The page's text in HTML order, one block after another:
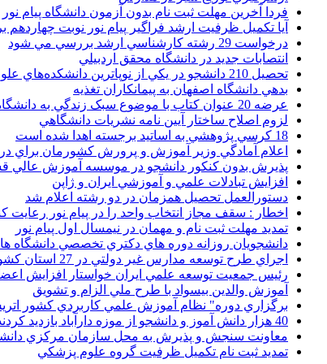
فردا آخرین مهلت ثبت نام بدون آزمون دانشگاه پیام نور
آیا تکمیل ظرفیت ارشد فراگیر پیام نور نوبت
درخواست 29 رشته کارشناسي ارشد بررسي مي شود
انتصابات جديد در دانشگاه محقق اردبيلي
تحصيل 210 دانشجو در يکي از نوپاترين دانشکده‌هاي علوم پزشکي کشور
بدهي دانشگاه اصفهان به پيمانکاران تغذيه
عرضه 20 عنوان کتاب با موضوع سبک زندگي به دانشگاه‌ها
لزوم اصلاح ساختار آيين نامه نشريات دانشگاهي
18 کرسي پژوهشي به اساتيد برجسته اهدا شده است
اعلام آمادگي وزير آموزش و پرورش کشورمان براي
پذيرش بدون کنکور دانشجو در موسسه آموزش عالي
افزايش تبادلات علمي و آموزشي ايران و ژاپن
دستورالعمل تحصیل همزمان در دو رشته اعلام شد
اخطار : سقف مجاز انتخاب واحد را در پیام نور رعایت
تمدید مهلت ثبت نام و مهمان در نیمسال اول پیام نور
دانشجويان روزانه دوره هاي دكتري تخصصي دانشگاه
اجراي طرح توسعه مدارس غير دولتي در 27 استان کشور
رئيس جمعيت توسعه علمي ايران خواستار افزايش
آموزش والدين بيسواد با طرح ملي الزام و تشويق
برگزاري دوره" نظام آموزش علمي كاربردي كشور
40 هزار دانش آموز و دانشجو از موزه دارآباد بازديد کردند
معاونت سنجش و پذيرش به محل سازمان مرکزي
تمديد ثبت نام تکميل ظرفيت گروه علوم پزشکي